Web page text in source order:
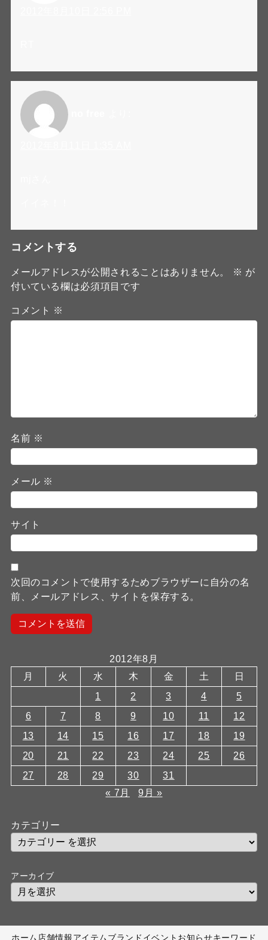
コメントする
メールアドレスが公開されることはありません。 ※ が
付いている欄は必須項目です
コメント ※
名前 ※
メール ※
サイト
次回のコメントで使用するためブラウザーに自分の名
前、メールアドレス、サイトを保存する。
2012年8月
月
火 水 木 金 土
日
1
2 3 4
5
6
7 8 9 10 11
12
13
14 15 16 17 18
19
20
21 22 23 24 25
26
27
28 29 30
31
« 7月
9月 »
カテゴリー
アーカイブ
ホーム 店舗情報アイテムブランド イベント お知らせキーワード